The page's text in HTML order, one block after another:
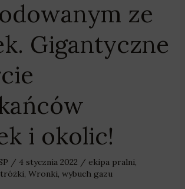
ze
Gigantyczne
i okolic!
/ 4 stycznia 2022 / ekipa pralni
Wronki wybuch gazu